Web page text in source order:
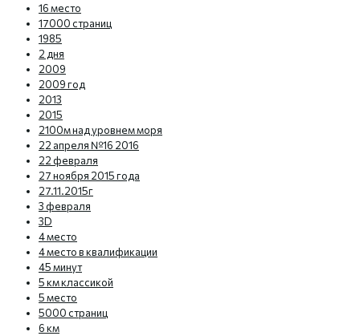
16 место
17000 страниц
1985
2 дня
2009
2009 год
2013
2015
2100м над уровнем моря
22 апреля №16 2016
22 февраля
27 ноября 2015 года
27.11.2015г
3 февраля
3D
4 место
4 место в квалификации
45 минут
5 км классикой
5 место
5000 страниц
6 км